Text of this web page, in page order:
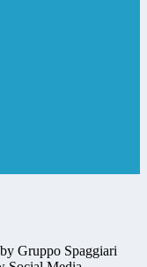
Gruppo Spaggiari